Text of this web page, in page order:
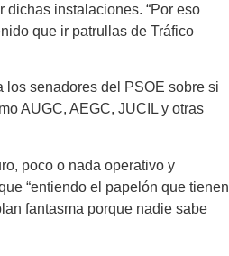
instalaciones. “Por eso
que ir patrullas de Tráfico
senadores del PSOE sobre si
AUGC, AEGC, JUCIL y otras
poco o nada operativo y
“entiendo el papelón que tienen
fantasma porque nadie sabe